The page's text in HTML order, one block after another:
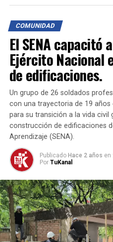
del canino fue multado por
deambulara sin control en
con el Artículo 116, numeral
Para prevenir el uso
el Escuadrón Antipólvora,
especializados de infancia,
Este escuadrón refuerza las
operativas para evitar la
pólvora ilegal en la región.
La Policía Metropolitana de
compromiso con la
animal.
COMUNIDAD
El SENA capacitó
Ejército Nacional
de edificaciones.
Un grupo de 26 soldados
con una trayectoria de 19 años
para su transición a la vida
construcción de edificaciones
Aprendizaje (SENA).
Publicado Hace 2 años en
Por TuKanal